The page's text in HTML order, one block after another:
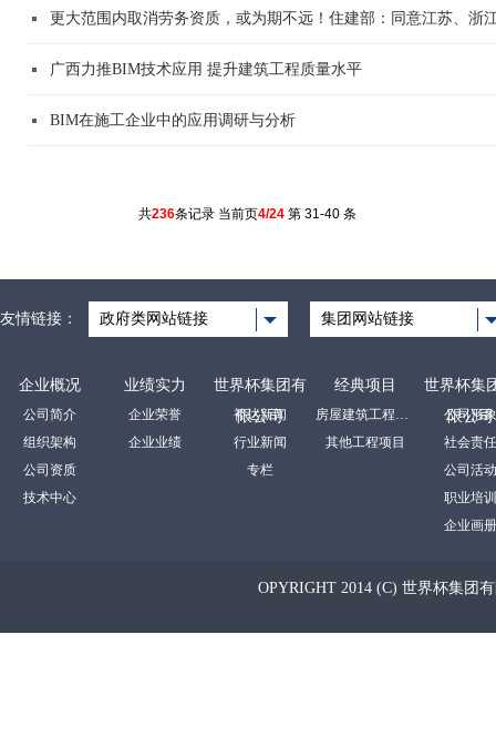
更大范围内取消劳务资质，或为期不远！住建部：同意江苏、浙
广西力推BIM技术应用 提升建筑工程质量水平
BIM在施工企业中的应用调研与分析
共236条记录 当前页4/24 第 31-40 条
友情链接： 政府类网站链接 集团网站链接
企业概况
公司简介
组织架构
公司资质
技术中心
业绩实力
企业荣誉
企业业绩
世界杯集团有
限公司
裕达新闻
行业新闻
专栏
经典项目
房屋建筑工程项目
其他工程项目
世界杯集
限公司
公司形象
社会责任
公司活动
职业培训
企业画册
OPYRIGHT 2014 (C) 世界杯集团